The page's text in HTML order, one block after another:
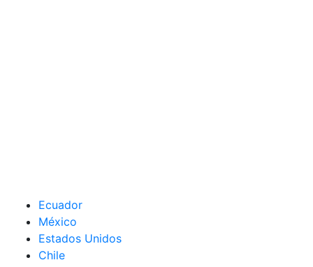
Ecuador
México
Estados Unidos
Chile